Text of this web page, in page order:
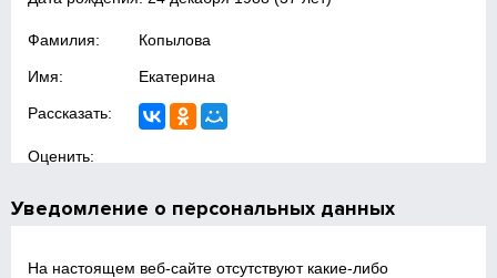
Фамилия: Копылова
Имя: Екатерина
Рассказать:
Оценить:
Уведомление о персональных данных
На настоящем веб‑сайте отсутствуют какие‑либо